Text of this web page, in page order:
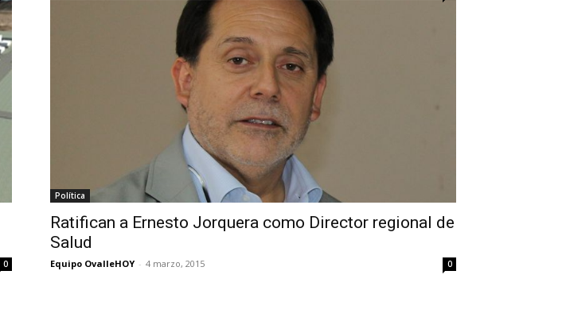
0
Política
Ratifican a Ernesto Jorquera como Director regional de
Salud
Equipo OvalleHOY - 4 marzo, 2015 0